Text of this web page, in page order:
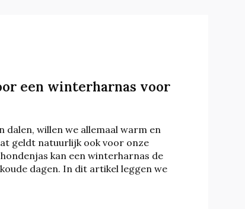
een winterharnas voor
willen we allemaal warm en
geldt natuurlijk ook voor onze
kan een winterharnas de
dagen. In dit artikel leggen we